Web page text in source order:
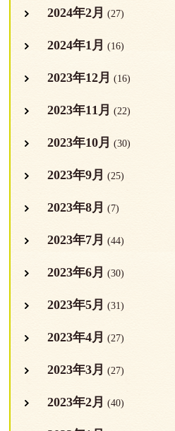
2024年2月 (27)
2024年1月 (16)
2023年12月 (16)
2023年11月 (22)
2023年10月 (30)
2023年9月 (25)
2023年8月 (7)
2023年7月 (44)
2023年6月 (30)
2023年5月 (31)
2023年4月 (27)
2023年3月 (27)
2023年2月 (40)